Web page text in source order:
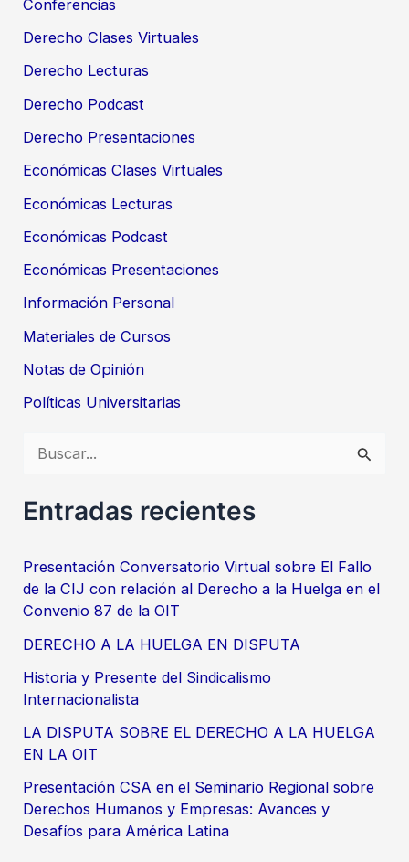
Conferencias
Derecho Clases Virtuales
Derecho Lecturas
Derecho Podcast
Derecho Presentaciones
Económicas Clases Virtuales
Económicas Lecturas
Económicas Podcast
Económicas Presentaciones
Información Personal
Materiales de Cursos
Notas de Opinión
Políticas Universitarias
s
a
r
p
o
r
:
Entradas recientes
Presentación Conversatorio Virtual sobre El Fallo
de la CIJ con relación al Derecho a la Huelga en el
Convenio 87 de la OIT
DERECHO A LA HUELGA EN DISPUTA
Historia y Presente del Sindicalismo
Internacionalista
LA DISPUTA SOBRE EL DERECHO A LA HUELGA
EN LA OIT
Presentación CSA en el Seminario Regional sobre
Derechos Humanos y Empresas: Avances y
Desafíos para América Latina